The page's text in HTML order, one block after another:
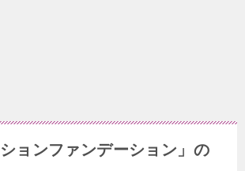
ションファンデーション」の